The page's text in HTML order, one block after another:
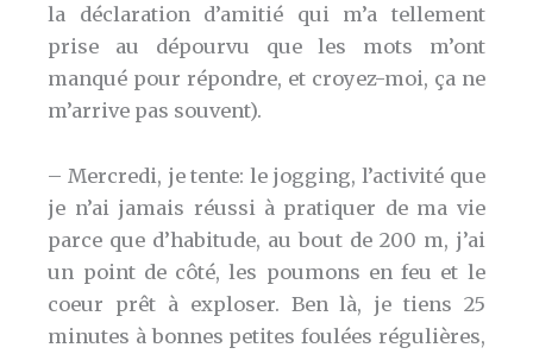
la déclaration d’amitié qui m’a tellement
prise au dépourvu que les mots m’ont
manqué pour répondre, et croyez-moi, ça ne
m’arrive pas souvent).
– Mercredi, je tente: le jogging, l’activité que
je n’ai jamais réussi à pratiquer de ma vie
parce que d’habitude, au bout de 200 m, j’ai
un point de côté, les poumons en feu et le
coeur prêt à exploser. Ben là, je tiens 25
minutes à bonnes petites foulées régulières,